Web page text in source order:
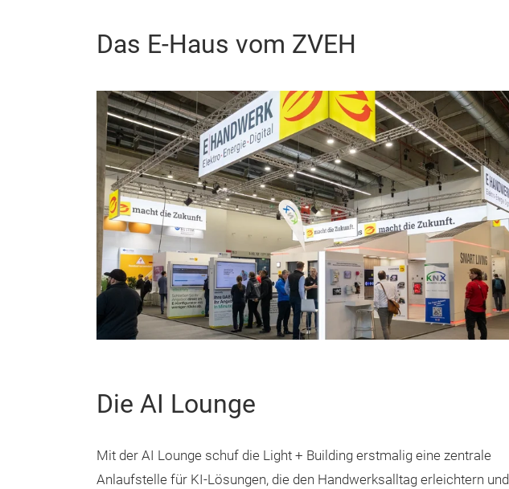
Das E-Haus vom ZVEH
Die AI Lounge
Mit der AI Lounge schuf die Light + Building erstmalig eine zentrale
Anlaufstelle für KI-Lösungen, die den Handwerksalltag erleichtern und